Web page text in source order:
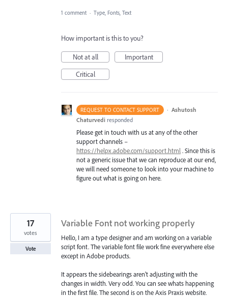
1 comment · Type, Fonts, Text
How important is this to you?
Not at all
Important
Critical
REQUEST TO CONTACT SUPPORT · Ashutosh
Chaturvedi responded
Please get in touch with us at any of the other
support channels –
https://helpx.adobe.com/support.html . Since this is
not a generic issue that we can reproduce at our end,
we will need someone to look into your machine to
figure out what is going on here.
Variable Font not working properly
Hello, I am a type designer and am working on a variable
script font. The variable font file work fine everywhere else
except in Adobe products.
It appears the sidebearings aren't adjusting with the
changes in width. Very odd. You can see whats happening
in the first file. The second is on the Axis Praxis website.
17
votes
Vote